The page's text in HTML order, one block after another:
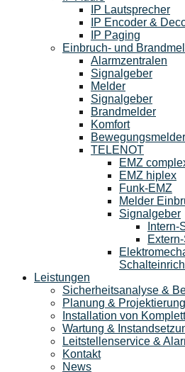
IP Lautsprecher
IP Encoder &
IP Paging
Einbruch- und
Alarmzentralen
Signalgeber
Melder
Signalgeber
Brandmelder
Komfort
Bewegungsmelder
TELENOT
EMZ
EMZ hiplex
Funk-EMZ
Melder
Signalgeber
Leistungen
Sicherheitsanalyse &
Planung & Projektierung​
Installation von
Wartung &
Leitstellenservice &
Kontakt
News